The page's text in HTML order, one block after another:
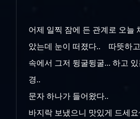
어제 일찍 잠에 든 관계로 오늘
았는데 눈이 떠졌다.. 따뜻하
속에서 그저 뒹굴뒹굴... 하고
경..
문자 하나가 들어왔다..
바지락 보냈으니 맛있게 드세